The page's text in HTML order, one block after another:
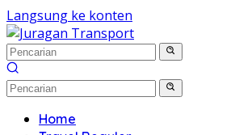
Langsung ke konten
Home